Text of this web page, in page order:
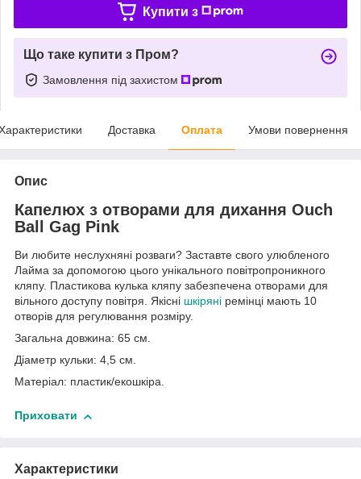
Купити з
Що таке купити з Пром?
Замовлення під захистом
Доставка Оплата Умови повернення
Опис
Капелюх з отворами для дихання Ouch
Ball Gag Pink
Ви любите неслухняні розваги? Заставте свого улюбленого
Лайма за допомогою цього унікального повітропроникного
кляпу. Пластикова кулька кляпу забезпечена отворами для
вільного доступу повітря. Якісні шкіряні ремінці мають 10
отворів для регулювання розміру.
Загальна довжина: 65 см.
Діаметр кульки: 4,5 см.
Матеріал: пластик/екошкіра.
Приховати
Характеристики